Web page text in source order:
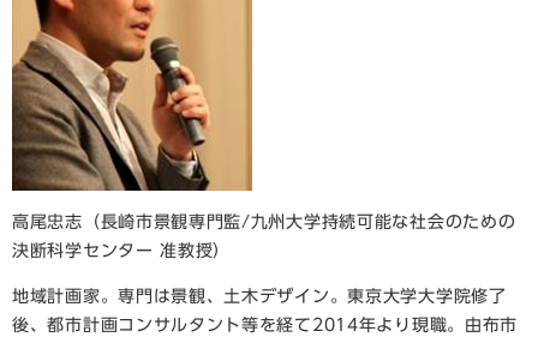
高尾忠志（長崎市景観専門監/九州大学持続可能な社会のための
決断科学センター 准教授）
地域計画家。専門は景観、土木デザイン。東京大学大学院修了
後、都市計画コンサルタント等を経て2014年より現職。由布市